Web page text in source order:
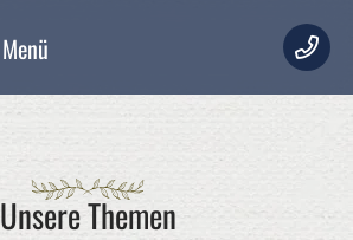
Menü
Unsere Themen